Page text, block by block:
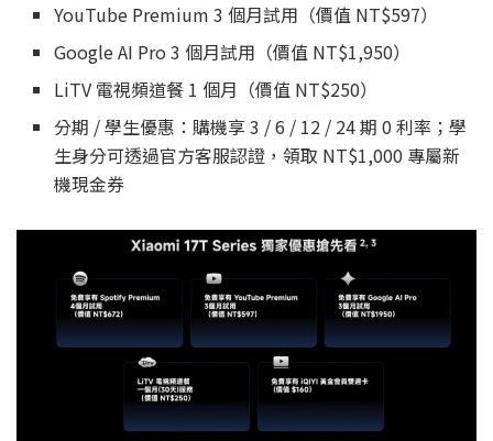
YouTube Premium 3 個月試用（價值 NT$597）
Google AI Pro 3 個月試用（價值 NT$1,950）
LiTV 電視頻道餐 1 個月（價值 NT$250）
分期 / 學生優惠：購機享 3 / 6 / 12 / 24 期 0 利率；學
生身分可透過官方客服認證，領取 NT$1,000 專屬新
機現金券